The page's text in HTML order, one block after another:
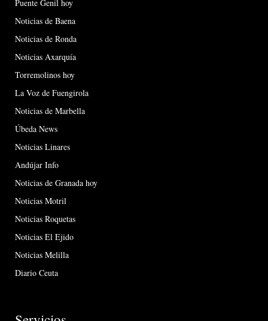
Puente Genil hoy
Noticias de Baena
Noticias de Ronda
Noticias Axarquía
Torremolinos hoy
La Voz de Fuengirola
Noticias de Marbella
Úbeda News
Noticias Linares
Andújar Info
Noticias de Granada hoy
Noticias Motril
Noticias Roquetas
Noticias El Ejido
Noticias Melilla
Diario Ceuta